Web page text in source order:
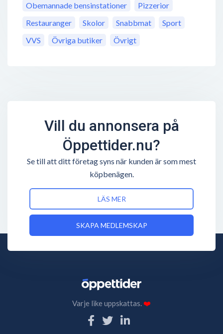
Obemannade bensinstationer
Pizzerior
Restauranger
Skolor Snabbmat
Sport
VVS
Övriga butiker Övrigt
Vill du annonsera på
Öppettider.nu?
Se till att ditt företag syns när kunden är som mest
köpbenägen.
LÄS MER
SKAPA MEDLEMSKAP
Varje like uppskattas.❤️